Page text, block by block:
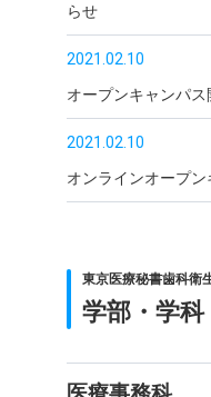
らせ
2021.02.10
オープンキャンパス
2021.02.10
オンラインオープン
東京医療秘書歯科衛
学部・学科